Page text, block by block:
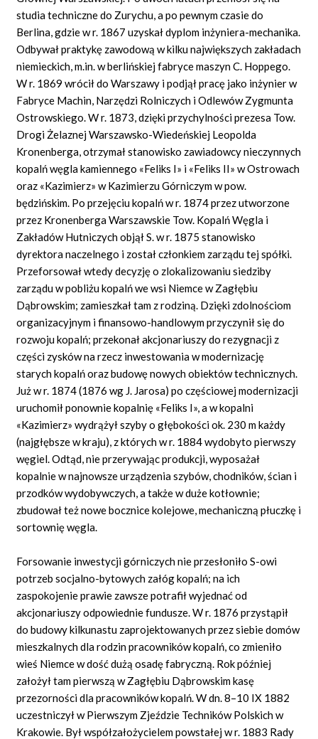
studia techniczne do Zurychu, a po pewnym czasie do
Berlina, gdzie w r. 1867 uzyskał dyplom inżyniera-mechanika.
Odbywał praktykę zawodową w kilku największych zakładach
niemieckich, m.in. w berlińskiej fabryce maszyn C. Hoppego.
W r. 1869 wrócił do Warszawy i podjął pracę jako inżynier w
Fabryce Machin, Narzędzi Rolniczych i Odlewów Zygmunta
Ostrowskiego. W r. 1873, dzięki przychylności prezesa Tow.
Drogi Żelaznej Warszawsko-Wiedeńskiej Leopolda
Kronenberga, otrzymał stanowisko zawiadowcy nieczynnych
kopalń węgla kamiennego «Feliks I» i «Feliks II» w Ostrowach
oraz «Kazimierz» w Kazimierzu Górniczym w pow.
będzińskim. Po przejęciu kopalń w r. 1874 przez utworzone
przez Kronenberga Warszawskie Tow. Kopalń Węgla i
Zakładów Hutniczych objął S. w r. 1875 stanowisko
dyrektora naczelnego i został członkiem zarządu tej spółki.
Przeforsował wtedy decyzję o zlokalizowaniu siedziby
zarządu w pobliżu kopalń we wsi Niemce w Zagłębiu
Dąbrowskim; zamieszkał tam z rodziną. Dzięki zdolnościom
organizacyjnym i finansowo-handlowym przyczynił się do
rozwoju kopalń; przekonał akcjonariuszy do rezygnacji z
części zysków na rzecz inwestowania w modernizację
starych kopalń oraz budowę nowych obiektów technicznych.
Już w r. 1874 (1876 wg J. Jarosa) po częściowej modernizacji
uruchomił ponownie kopalnię «Feliks I», a w kopalni
«Kazimierz» wydrążył szyby o głębokości ok. 230 m każdy
(najgłębsze w kraju), z których w r. 1884 wydobyto pierwszy
węgiel. Odtąd, nie przerywając produkcji, wyposażał
kopalnie w najnowsze urządzenia szybów, chodników, ścian i
przodków wydobywczych, a także w duże kotłownie;
zbudował też nowe bocznice kolejowe, mechaniczną płuczkę i
sortownię węgla.
Forsowanie inwestycji górniczych nie przesłoniło S-owi
potrzeb socjalno-bytowych załóg kopalń; na ich
zaspokojenie prawie zawsze potrafił wyjednać od
akcjonariuszy odpowiednie fundusze. W r. 1876 przystąpił
do budowy kilkunastu zaprojektowanych przez siebie domów
mieszkalnych dla rodzin pracowników kopalń, co zmieniło
wieś Niemce w dość dużą osadę fabryczną. Rok później
założył tam pierwszą w Zagłębiu Dąbrowskim kasę
przezorności dla pracowników kopalń. W dn. 8–10 IX 1882
uczestniczył w Pierwszym Zjeździe Techników Polskich w
Krakowie. Był współzałożycielem powstałej w r. 1883 Rady